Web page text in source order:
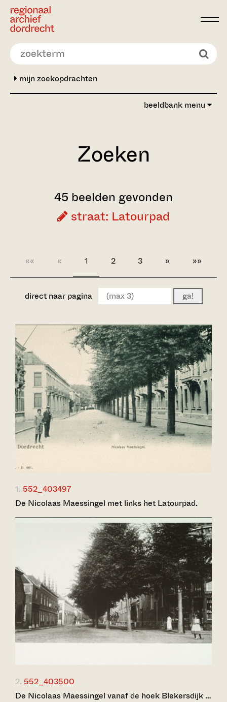
Ga direct naar de inhoud
mijn zoekopdrachten
beeldbank menu
Zoeken
45 beelden gevonden
straat: Latourpad
«« « 1 2 3 » »»
direct naar pagina ga!
1. 552_403497
De Nicolaas Maessingel met links het Latourpad.
2. 552_403500
De Nicolaas Maessingel vanaf de hoek Blekersdijk …